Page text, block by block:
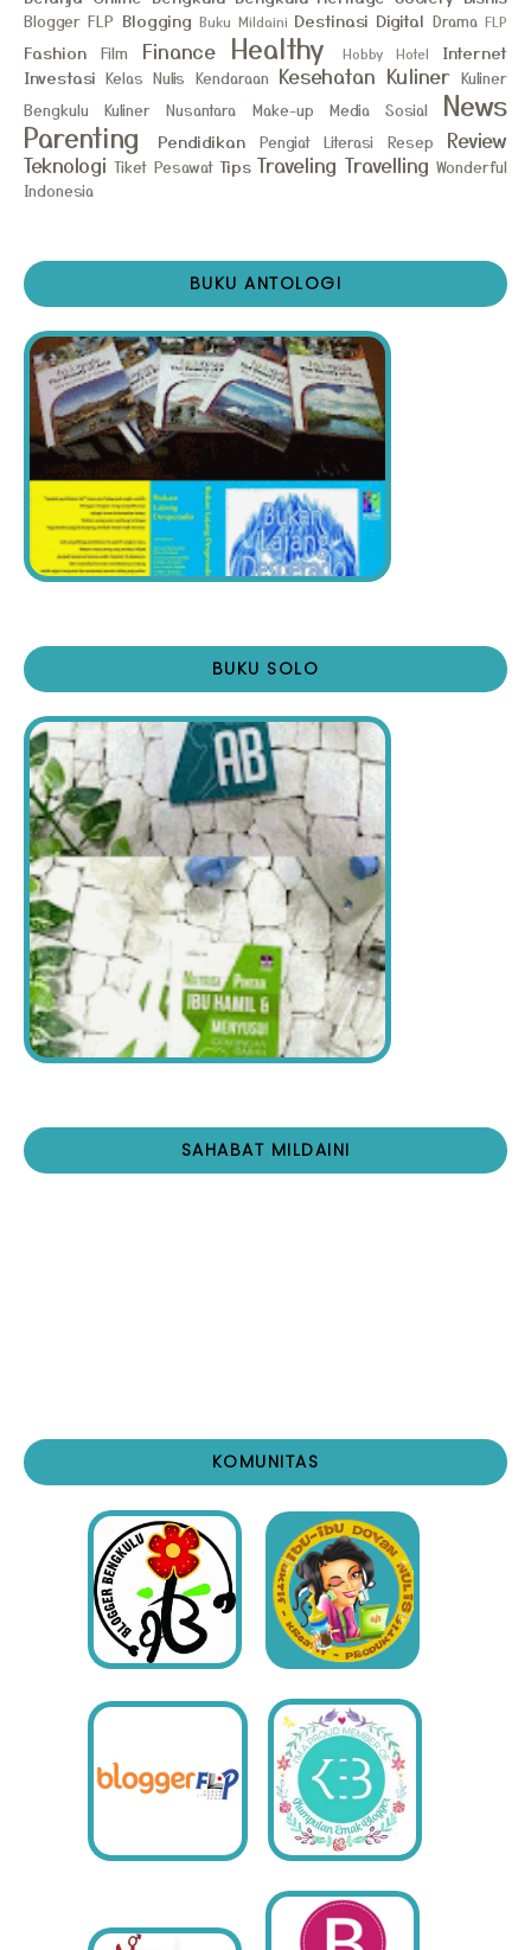
Blogger FLP Blogging Buku Mildaini Destinasi Digital Drama FLP
Fashion Film Finance Healthy Hobby Hotel
Internet
Investasi Kelas Nulis Kendaraan Kesehatan Kuliner Kuliner
Bengkulu
Kuliner Nusantara Make-up Media Sosial
News
Parenting
Pendidikan Pengiat Literasi Resep
Review
Teknologi Tiket Pesawat Tips Traveling Travelling Wonderful
Indonesia
BUKU ANTOLOGI
BUKU SOLO
SAHABAT MILDAINI
KOMUNITAS